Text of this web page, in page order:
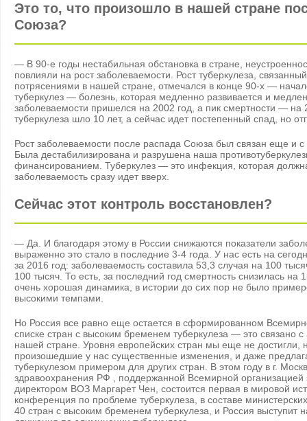
Это то, что произошло в нашей стране
Союза?
— В 90-е годы нестабильная обстановка в стране,
повлияли на рост заболеваемости. Рост туберкулеза,
потрясениями в нашей стране, отмечался в конце 90-х —
туберкулез — болезнь, которая медленно развивается и
заболеваемости пришелся на 2002 год, а пик смертности — на
туберкулеза шло 10 лет, а сейчас идет постепенный спад, но
Рост заболеваемости после распада Союза был связан еще и с
Была дестабилизирована и разрушена наша
финансированием. Туберкулез — это инфекция, которая
заболеваемость сразу идет вверх.
Сейчас этот контроль восстановлен?
— Да. И благодаря этому в России снижаются показатели
выраженно это стало в последние 3-4 года. У нас есть на
за 2016 год: заболеваемость составила 53,3 случая на 100
100 тысяч. То есть, за последний год смертность снизилась
очень хорошая динамика, в истории до сих пор не было
высокими темпами.
Но Россия все равно еще остается в сформированном
списке стран с высоким бременем туберкулеза — это связано
нашей стране. Уровня европейских стран мы еще не
произошедшие у нас существенные изменения, и даже
туберкулезом примером для других стран. В этом году в г.
здравоохранения РФ , поддержанной Всемирной
директором ВОЗ Маргарет Чен, состоится первая в мировой
конференция по проблеме туберкулеза, в составе
40 стран с высоким бременем туберкулеза, и Россия выступит